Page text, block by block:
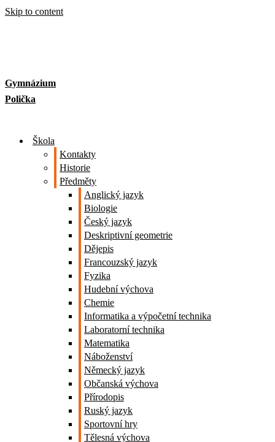
Skip to content
Gymnázium
Polička
Škola
Kontakty
Historie
Předměty
Anglický jazyk
Biologie
Český jazyk
Deskriptivní geometrie
Dějepis
Francouzský jazyk
Fyzika
Hudební výchova
Chemie
Informatika a výpočetní technika
Laboratorní technika
Matematika
Náboženství
Německý jazyk
Občanská výchova
Přírodopis
Ruský jazyk
Sportovní hry
Tělesná výchova